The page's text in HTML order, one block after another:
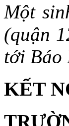
Một
(quận
tới Báo
KẾT